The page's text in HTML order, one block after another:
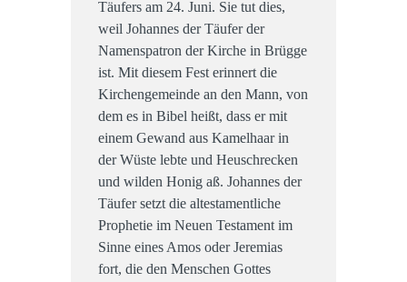
Täufers am 24. Juni. Sie tut dies,
weil Johannes der Täufer der
Namenspatron der Kirche in Brügge
ist. Mit diesem Fest erinnert die
Kirchengemeinde an den Mann, von
dem es in Bibel heißt, dass er mit
einem Gewand aus Kamelhaar in
der Wüste lebte und Heuschrecken
und wilden Honig aß. Johannes der
Täufer setzt die altestamentliche
Prophetie im Neuen Testament im
Sinne eines Amos oder Jeremias
fort, die den Menschen Gottes